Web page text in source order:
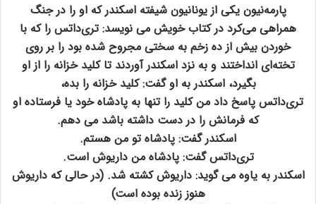
پارمه‌نيون يكی از يونانيون شيفته اسكندر كه او را در جنگ
همراهی می‌كرد در كتاب خويش می نويسد: تری‌داتس را كه با
خوردن بيش از ده زخم به سختی مجروح شده بود را بر روی
تخته‌ای انداختند و به نزد اسكندر آوردند تا كليد خزانه را از او
بگيرد، اسكندر به او گفت: كليد خزانه را بده،
تری‌داتس پاسخ داد من كليد را تنها به پادشاه خود يا فرستاده او
كه فرمانش را در دست داشته باشد می دهم.
اسكندر گفت: پادشاه تو من هستم.
تری‌داتس گفت: پادشاه من داريوش است.
اسكندر به ياوه می گويد: داريوش كشته شد. (در حالی كه داريوش
هنوز زنده بوده است)